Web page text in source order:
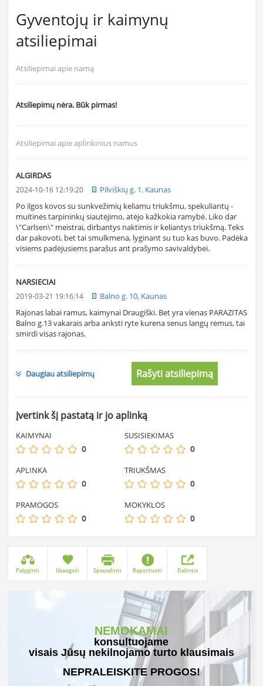
Gyventojų ir kaimynų
atsiliepimai
Atsiliepimai apie namą
Atsiliepimų nėra. Būk pirmas!
Atsiliepimai apie aplinkinius namus
ALGIRDAS
2024-10-16 12:19:20
Pilviškių g. 1, Kaunas
Po ilgos kovos su sunkvežimių keliamu triukšmu, spekuliantų -
muitinės tarpininkų siautėjimo, atėjo kažkokia ramybė. Liko dar
\"Carlsen\" meistrai, dirbantys naktimis ir keliantys triukšmą. Teks
dar pakovoti, bet tai smulkmena, lyginant su tuo kas buvo. Padėka
visiems padėjusiems parašus ant prašymo savivaldybei.
NARSIECIAI
2019-03-21 19:16:14
Balno g. 10, Kaunas
Rajonas labai ramus, kaimynai Draugiški. Bet yra vienas PARAZITAS
Balno g.13 vakarais arba anksti ryte kurena senus langų rėmus, tai
smirdi visas rajonas.
Daugiau atsiliepimų Rašyti atsiliepimą
Įvertink šį pastatą ir jo aplinką
KAIMYNAI
0
SUSISIEKIMAS
0
APLINKA
0
TRIUKŠMAS
0
PRAMOGOS
0
MOKYKLOS
0
Palyginti Išsaugoti Spausdinti Raportuoti Dalintis
NEMOKAMAI
konsultuojame
visais Jūsų nekilnojamo turto klausimais
NEPRALEISKITE PROGOS!